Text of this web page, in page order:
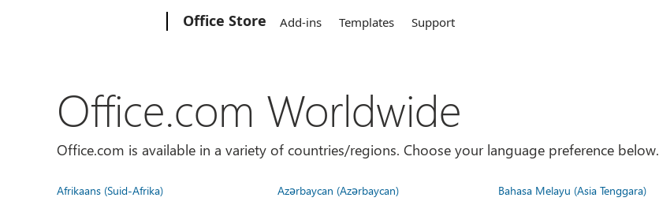
Office Store Add-ins Templates Support
Office.com Worldwide
Office.com is available in a variety of countries/regions. Choose your language preference below.
Afrikaans (Suid-Afrika) Azərbaycan (Azərbaycan) Bahasa Melayu (Asia Tenggara)